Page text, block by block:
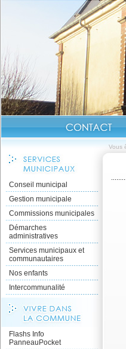
Vous
Conseil municipal
Gestion municipale
Commissions municipales
Démarches
administratives
Services municipaux et
communautaires
Nos enfants
Intercommunalité
Flashs Info
PanneauPocket